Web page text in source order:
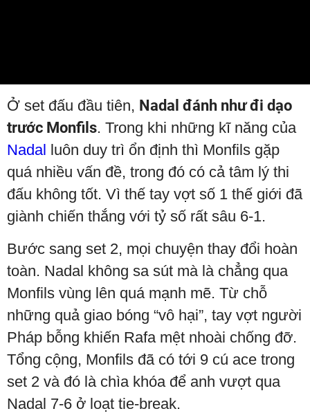
Ở set đấu đầu tiên, Nadal đánh như đi dạo
trước Monfils. Trong khi những kĩ năng của
Nadal luôn duy trì ổn định thì Monfils gặp
quá nhiều vấn đề, trong đó có cả tâm lý thi
đấu không tốt. Vì thế tay vợt số 1 thế giới đã
giành chiến thắng với tỷ số rất sâu 6-1.
Bước sang set 2, mọi chuyện thay đổi hoàn
toàn. Nadal không sa sút mà là chẳng qua
Monfils vùng lên quá mạnh mẽ. Từ chỗ
những quả giao bóng “vô hại”, tay vợt người
Pháp bỗng khiến Rafa mệt nhoài chống đỡ.
Tổng cộng, Monfils đã có tới 9 cú ace trong
set 2 và đó là chìa khóa để anh vượt qua
Nadal 7-6 ở loạt tie-break.